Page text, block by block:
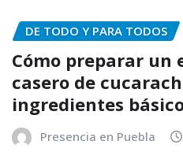
DE TODO Y PARA TODOS
Cómo preparar un
casero de
ingredientes
Presencia en Puebla